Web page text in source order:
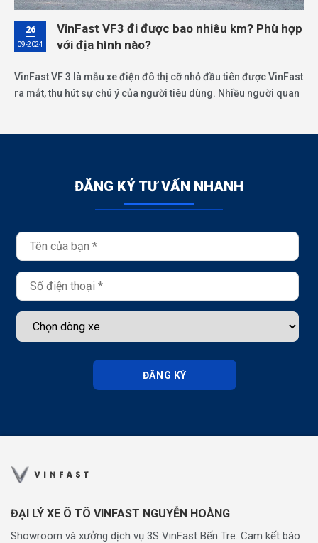
26
09-2024
VinFast VF3 đi được bao nhiêu km? Phù hợp
với địa hình nào?
VinFast VF 3 là mẫu xe điện đô thị cỡ nhỏ đầu tiên được VinFast
ra mắt, thu hút sự chú ý của người tiêu dùng. Nhiều người quan
ĐĂNG KÝ TƯ VẤN NHANH
ĐĂNG KÝ
ĐẠI LÝ XE Ô TÔ VINFAST NGUYỄN HOÀNG
Showroom và xưởng dịch vụ 3S VinFast Bến Tre. Cam kết báo